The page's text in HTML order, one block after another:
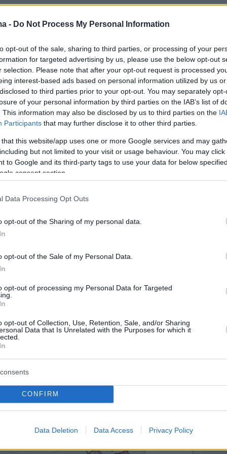
- Do Not Process My Personal Information
opt-out of the sale, sharing to third parties, or processing of your
for targeted advertising by us, please use the below opt-out
selection. Please note that after your opt-out request is processed
interest-based ads based on personal information utilized by us
to third parties prior to your opt-out. You may separately
of your personal information by third parties on the IAB’s list of
This information may also be disclosed by us to third parties on the
Participants that may further disclose it to other third parties.
that this website/app uses one or more Google services and may
but not limited to your visit or usage behaviour. You may
to Google and its third-party tags to use your data for below
consent section.
Data Processing Opt Outs
opt-out of the Sharing of my personal data.
opt-out of the Sale of my Personal Data.
opt-out of processing my Personal Data for Targeted
opt-out of Collection, Use, Retention, Sale, and/or Sharing
Data that Is Unrelated with the Purposes for which it
CONFIRM
Data Deletion Data Access Privacy Policy
4.000 τ.χλμ. σε μια εβδομάδα
είναι η υποχώρηση των ρωσικών
σχεδόν σε όλο το μέτωπο τηςΟυκρανίας
άλλωστεπαραδέχθηκε εμμέσως και ο
την Τετάρτη λέγοντας ότι «περιμένουμε η
σταθεροποιηθεί».
που επεξεργάστηκε τοSky News, μετά
τηςΟυκρανίαςη Ρωσίαέχει χάσει 4.000
χιλιόμετρα μέσα σε μόλις μια εβδομάδα.
βρετανικό δίκτυο η αντεπίθεση της Ουκρανίας
την Μόσχα. Οι Ρώσοι αποσύρονται από
γραμμής ειδικά στην ανατολική επαρχία
ρωσικό Agentstvo ηΟυκρανίαέχει
μια έκταση της τάξης των 4.000
ότι πρόκειται για τα πιο σημαντικά
για την Ουκρανία από τότε που